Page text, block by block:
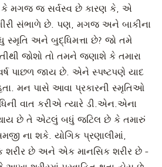
કે મગજ જ સર્વસ્વ છે કારણ કે, એ
સંભાળે છે. પણ, મગજ અને બાકીના
સ્મૃતિ અને બુદ્ધિમત્તા છે? જો તમે
જોશો તો તમને જણાશે કે તમારા
પાછળ જાય છે. એને સ્પષ્ટપણે યાદ
મન પાસે આવા પ્રકારની સ્મૃતિઓ
વાત કરીએ ત્યારે ડી.એન.એના
છે તે એટલું બધું જટિલ છે કે તમારું
શકે. યોગિક પ્રણાલીમાં,
છે અને એક માનસિક શરીર છે -